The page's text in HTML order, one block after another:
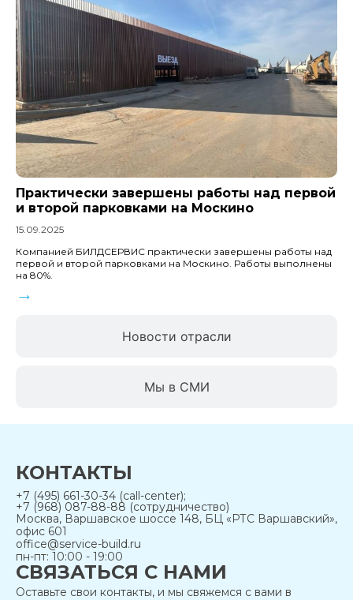
Новости отрасли
Мы в СМИ
Практически завершены работы над первой
и второй парковками на Москино
15.09.2025
Компанией БИЛДСЕРВИС практически завершены работы над
первой и второй парковками на Москино. Работы выполнены
на 80%.
→
КОНТАКТЫ
+7 (495) 661-30-34 (call-center);
+7 (968) 087-88-88 (сотрудничество)
Москва, Варшавское шоссе 148, БЦ «РТС Варшавский»,
офис 601
office@service-build.ru
пн-пт: 10:00 - 19:00
СВЯЗАТЬСЯ С НАМИ
Оставьте свои контакты, и мы свяжемся с вами в